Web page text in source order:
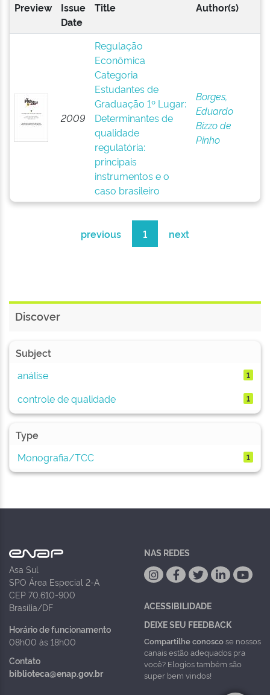
Preview
Issue
Date
Title Author(s)
2009
Regulação
Econômica
Categoria
Estudantes de
Graduação 1º Lugar:
Determinantes de
qualidade
regulatória:
principais
instrumentos e o
caso brasileiro
Borges,
Eduardo
Bizzo de
Pinho
previous 1 next
Discover
Subject
análise
1
controle de qualidade 1
Type
Monografia/TCC
1
Asa Sul
SPO Área Especial 2-A
CEP 70.610-900
Brasília/DF
Horário de funcionamento
08h00 às 18h00
Contato
biblioteca@enap.gov.br
NAS REDES
ACESSIBILIDADE
DEIXE SEU FEEDBACK
Compartilhe conoscose nossos
canais estão adequados pra
você? Elogios também são
super bem vindos!